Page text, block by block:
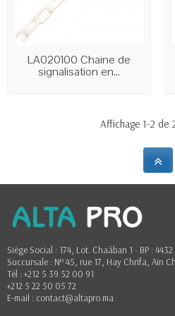
LA020100 Chaine de
signalisation en...
Affichage 1-2 de
Siège Social : 174, Lot. Chaâban 1 - BP :
Succursale : Nº 45, rue 17, Hay Chrifa, Aïn
Tél : +212 5 39 52 00 91
+212 5 22 50 05 72
E-mail : contact@altapro.ma